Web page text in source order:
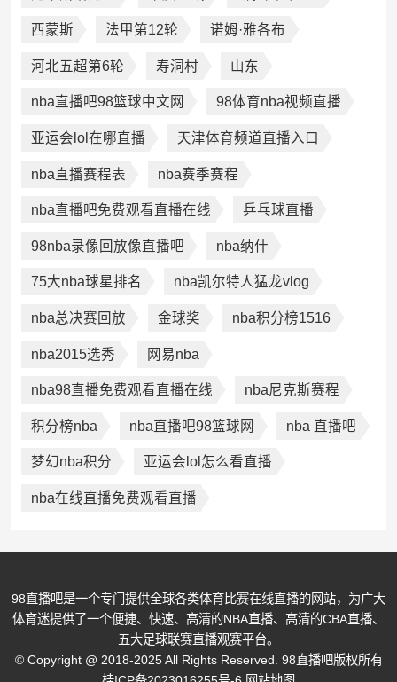
西蒙斯 法甲第12轮 诺姆·雅各布
河北五超第6轮 寿洞村 山东
nba直播吧98篮球中文网 98体育nba视频直播
亚运会lol在哪直播 天津体育频道直播入口
nba直播赛程表 nba赛季赛程
nba直播吧免费观看直播在线 乒乓球直播
98nba录像回放像直播吧 nba纳什
75大nba球星排名 nba凯尔特人猛龙vlog
nba总决赛回放 金球奖 nba积分榜1516
nba2015选秀 网易nba
nba98直播免费观看直播在线 nba尼克斯赛程
积分榜nba nba直播吧98篮球网 nba 直播吧
梦幻nba积分 亚运会lol怎么看直播
nba在线直播免费观看直播
98直播吧是一个专门提供全球各类体育比赛在线直播的网站，为广大
体育迷提供了一个便捷、快速、高清的NBA直播、高清的CBA直播、
五大足球联赛直播观赛平台。
© Copyright @ 2018-2025 All Rights Reserved. 98直播吧版权所有